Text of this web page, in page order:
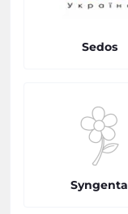
Sedos
Syngenta